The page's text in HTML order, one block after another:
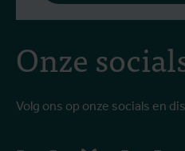
Onze
Volg ons op onze socials en